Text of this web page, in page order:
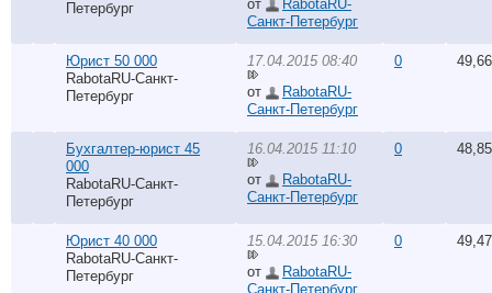
Петербург
от
RabotaRU-
Санкт-Петербург
Юрист 50 000
RabotaRU-Санкт-
Петербург
17.04.2015 08:40
от
RabotaRU-
Санкт-Петербург
0
Бухгалтер-юрист 45
000
RabotaRU-Санкт-
Петербург
16.04.2015 11:10
от
RabotaRU-
Санкт-Петербург
0
Юрист 40 000
RabotaRU-Санкт-
Петербург
15.04.2015 16:30
от
RabotaRU-
Санкт-Петербург
0